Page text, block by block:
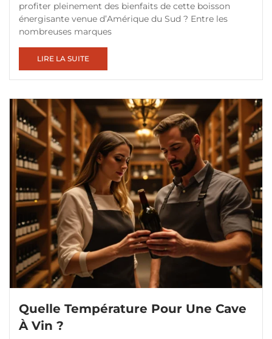
profiter pleinement des bienfaits de cette boisson
énergisante venue d’Amérique du Sud ? Entre les
nombreuses marques
LIRE LA SUITE
Quelle Température Pour Une Cave
À Vin ?